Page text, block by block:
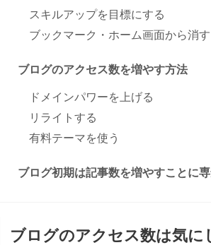
スキルアップを目標にする
ブックマーク・ホーム画面から消す
ブログのアクセス数を増やす方法
ドメインパワーを上げる
リライトする
有料テーマを使う
ブログ初期は記事数を増やすことに専
ブログのアクセス数は気に